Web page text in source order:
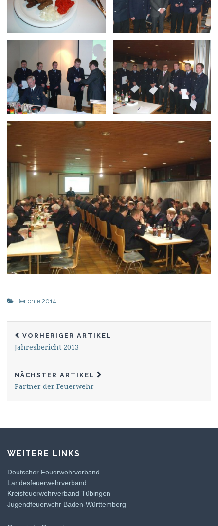
Berichte 2014
VORHERIGER ARTIKEL
Jahresbericht 2013
NÄCHSTER ARTIKEL
Partner der Feuerwehr
WEITERE LINKS
Deutscher Feuerwehrverband
Landesfeuerwehrverband
Kreisfeuerwehrverband Tübingen
Jugendfeuerwehr Baden-Württemberg